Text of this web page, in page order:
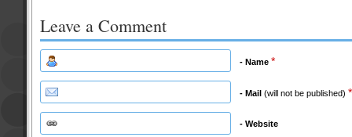
Leave a Comment
- Name *
- Mail (will not be published) *
- Website